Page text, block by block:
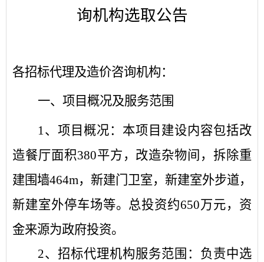
询机构选取公告
各招标代理及造价咨询机构：
一、项目概况及服务范围
1、项目概况：本项目建设内容包括改
造餐厅面积380平方，改造杂物间，拆除重
建围墙464m，新建门卫室，新建室外步道，
新建室外停车场等。总投资约650万元， 资
金来源为政府投资。
2、招标代理机构服务范围：负责中选